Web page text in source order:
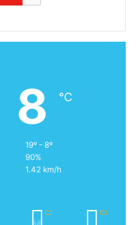
8 ℃
19º - 8º
90%
1.42 km/h